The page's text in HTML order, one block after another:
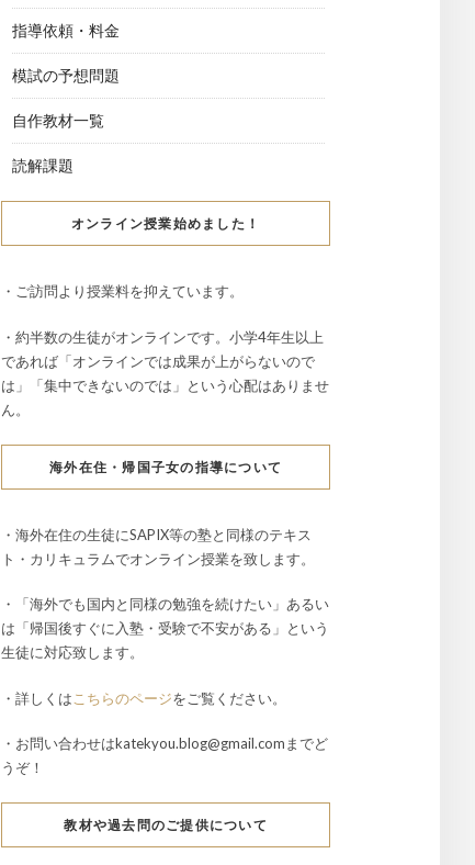
指導依頼・料金
模試の予想問題
自作教材一覧
読解課題
オンライン授業始めました！
・ご訪問より授業料を抑えています。
・約半数の生徒がオンラインです。小学4年生以上
であれば「オンラインでは成果が上がらないので
は」「集中できないのでは」という心配はありませ
ん。
海外在住・帰国子女の指導について
・海外在住の生徒にSAPIX等の塾と同様のテキス
ト・カリキュラムでオンライン授業を致します。
・「海外でも国内と同様の勉強を続けたい」あるい
は「帰国後すぐに入塾・受験で不安がある」という
生徒に対応致します。
・詳しくは こちらのページをご覧ください。
・お問い合わせはkatekyou.blog@gmail.comまでど
うぞ！
教材や過去問のご提供について